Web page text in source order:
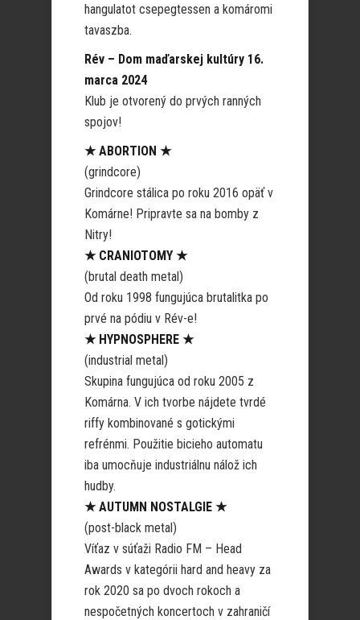
hangulatot csepegtessen a komáromi
tavaszba.
Rév – Dom maďarskej kultúry 16.
marca 2024
Klub je otvorený do prvých ranných
spojov!
★ ABORTION ★
(grindcore)
Grindcore stálica po roku 2016 opäť v
Komárne! Pripravte sa na bomby z
Nitry!
★ CRANIOTOMY ★
(brutal death metal)
Od roku 1998 fungujúca brutalitka po
prvé na pódiu v Rév-e!
★ HYPNOSPHERE ★
(industrial metal)
Skupina fungujúca od roku 2005 z
Komárna. V ich tvorbe nájdete tvrdé
riffy kombinované s gotickými
refrénmi. Použitie bicieho automatu
iba umocňuje industriálnu nálož ich
hudby.
★ AUTUMN NOSTALGIE ★
(post-black metal)
Víťaz v súťaži Radio FM – Head
Awards v kategórii hard and heavy za
rok 2020 sa po dvoch rokoch a
nespočetných koncertoch v zahraničí